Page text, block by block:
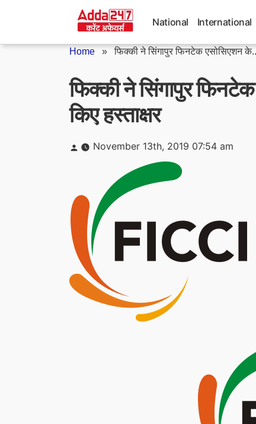
National International
Home »फिक्की ने सिंगापुर फिनटेक एसोसिएशन
फिक्की ने सिंगापुर
किए हस्ताक्षर
Posted
by
November 13th, 2019 07:54 am